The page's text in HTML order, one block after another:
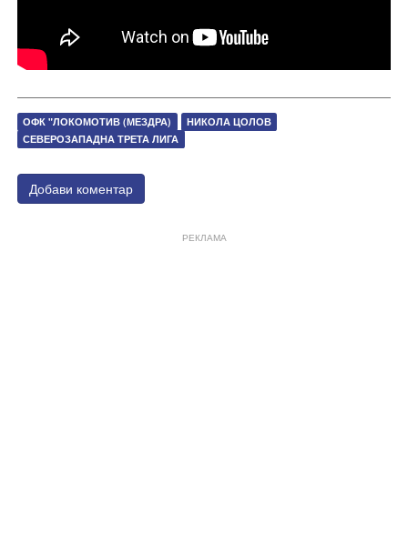
ОФК "ЛОКОМОТИВ (МЕЗДРА)
НИКОЛА ЦОЛОВ
СЕВЕРОЗАПАДНА ТРЕТА ЛИГА
Добави коментар
РЕКЛАМА